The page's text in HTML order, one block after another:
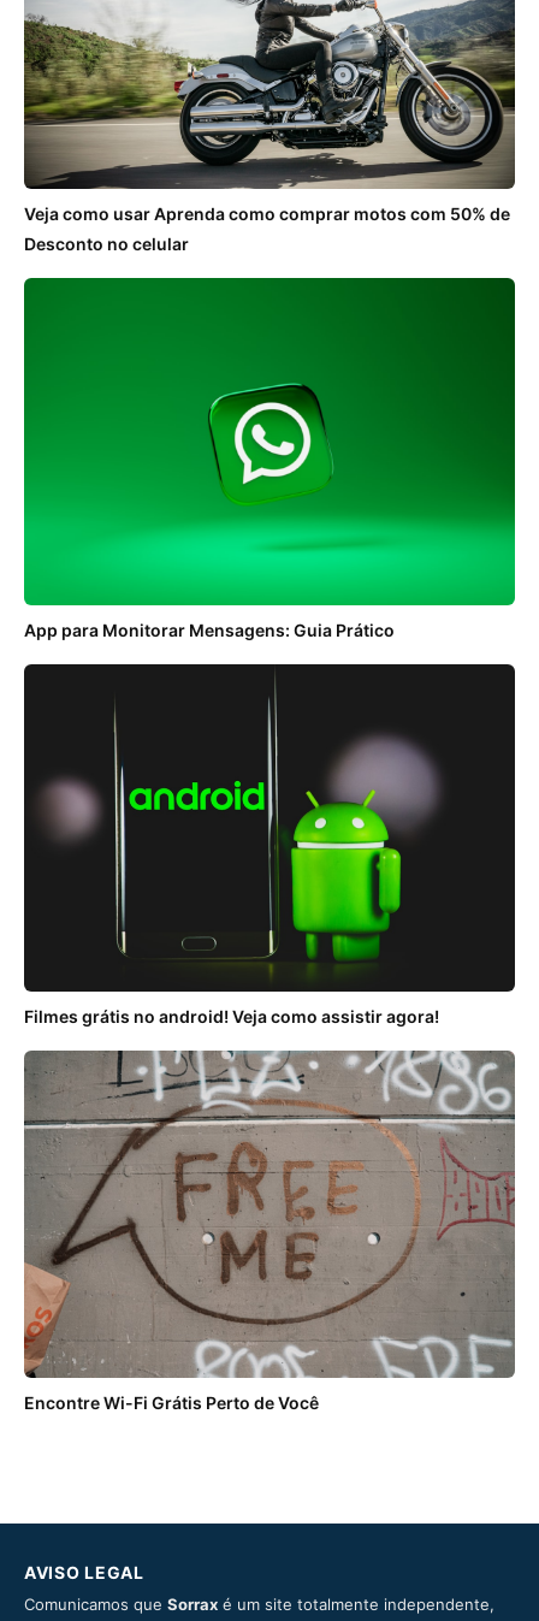
Veja como usar Aprenda como comprar motos com 50% de
Desconto no celular
App para Monitorar Mensagens: Guia Prático
Filmes grátis no android! Veja como assistir agora!
Encontre Wi-Fi Grátis Perto de Você
AVISO LEGAL
Comunicamos que Sorrax é um site totalmente independente,